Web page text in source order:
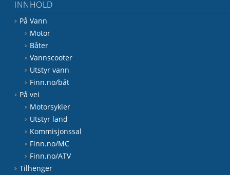
INNHOLD
På Vann
Motor
Båter
Vannscooter
Utstyr vann
Finn.no/båt
På vei
Motorsykler
Utstyr land
Kommisjonssal
Finn.no/MC
Finn.no/ATV
Tilhenger